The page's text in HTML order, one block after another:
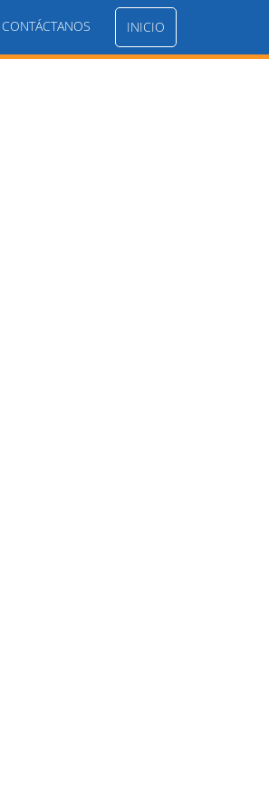
CONTÁCTANOS INICIO